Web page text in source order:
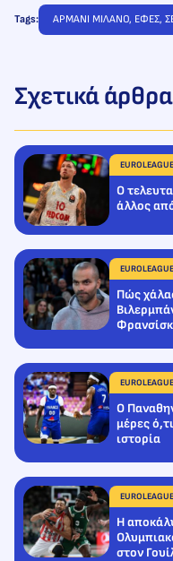
Tags: ΑΡΜΑΝΙ ΜΙΛΑΝΟ, ΕΦΕΣ,
Σχετικά άρθρα
EUROLEAGUE
Ο
άλλος
EUROLEAGUE
Πώς
EUROLEAGUE
Ο
μέρες
ιστορία
EUROLEAGUE
Η
στον